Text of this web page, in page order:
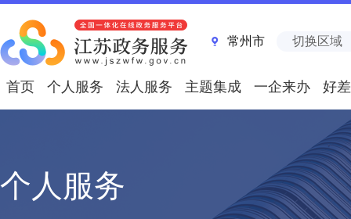
常州市 切换区域
首页 个人服务 法人服务 主题集成 一企来办 好
个人服务